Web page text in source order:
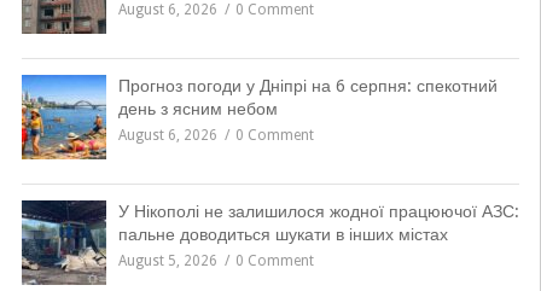
August 6, 2026 0 Comment
Прогноз погоди у Дніпрі на 6 серпня: спекотний
день з ясним небом
August 6, 2026 0 Comment
У Нікополі не залишилося жодної працюючої АЗС:
пальне доводиться шукати в інших містах
August 5, 2026 0 Comment